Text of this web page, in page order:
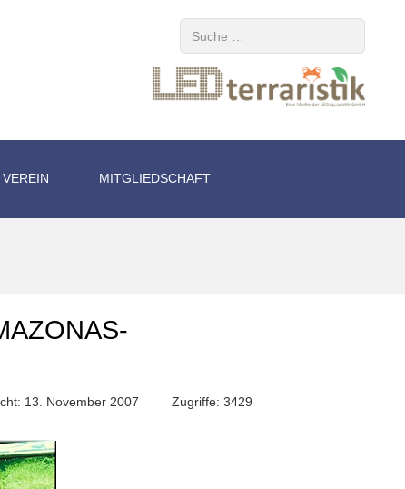
VEREIN MITGLIEDSCHAFT
S
13. November 2007 Zugriffe: 3429